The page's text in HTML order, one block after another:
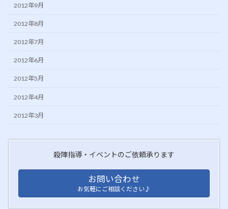
2012年9月
2012年8月
2012年7月
2012年6月
2012年5月
2012年4月
2012年3月
殺陣指導・イベントのご依頼承ります
お問い合わせ
お気軽にご相談ください♪